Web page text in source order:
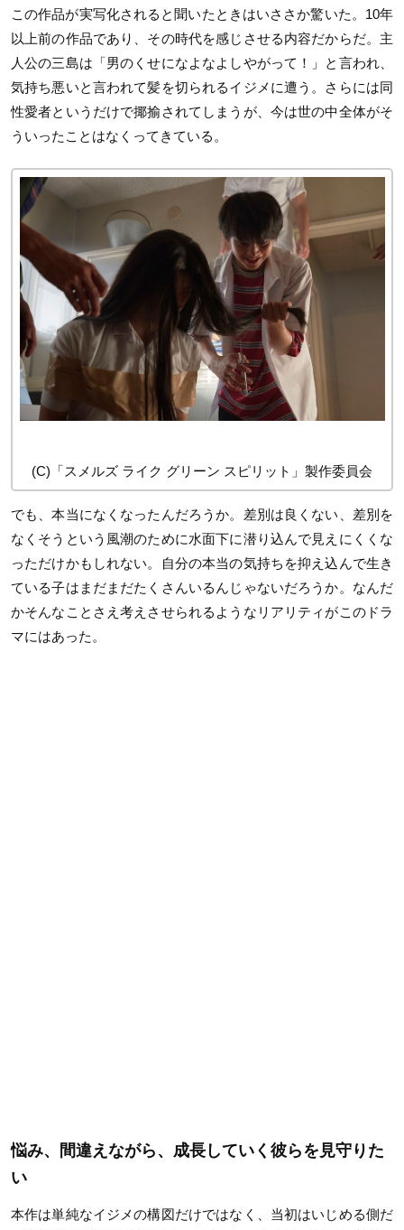
この作品が実写化されると聞いたときはいささか驚いた。10年
以上前の作品であり、その時代を感じさせる内容だからだ。主
人公の三島は「男のくせになよなよしやがって！」と言われ、
気持ち悪いと言われて髪を切られるイジメに遭う。さらには同
性愛者というだけで揶揄されてしまうが、今は世の中全体がそ
ういったことはなくってきている。
(C)「スメルズ ライク グリーン スピリット」製作委員会
でも、本当になくなったんだろうか。差別は良くない、差別を
なくそうという風潮のために水面下に潜り込んで見えにくくな
っただけかもしれない。自分の本当の気持ちを抑え込んで生き
ている子はまだまだたくさんいるんじゃないだろうか。なんだ
かそんなことさえ考えさせられるようなリアリティがこのドラ
マにはあった。
悩み、間違えながら、成長していく彼らを見守りた
い
本作は単純なイジメの構図だけではなく、当初はいじめる側だ